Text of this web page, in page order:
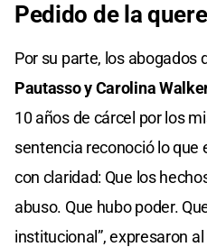
Pedido de la
Por su parte, los abogados
Pautasso y Carolina
10 años de cárcel por los
sentencia reconoció lo que
con claridad: Que los
abuso. Que hubo poder.
institucional”, expresaron